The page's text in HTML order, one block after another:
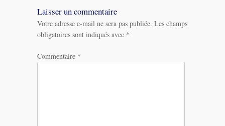
les
messages
Laisser un commentaire
Votre adresse e-mail ne sera pas publiée. Les champs
obligatoires sont indiqués avec *
Commentaire *